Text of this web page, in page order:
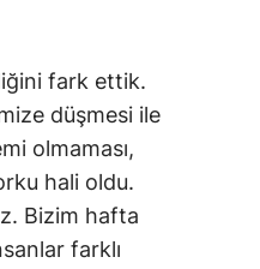
fark ettik.
düşmesi ile
olmaması,
hali oldu.
Bizim hafta
farklı